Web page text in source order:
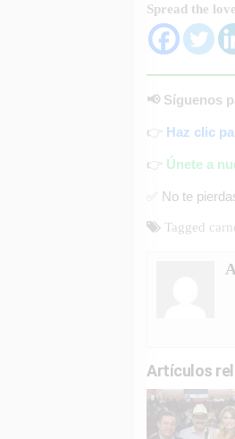
Spread the love
📢 Síguenos
👉 Haz clic
👉 Únete a
✅ No te
Tagged
Artículos